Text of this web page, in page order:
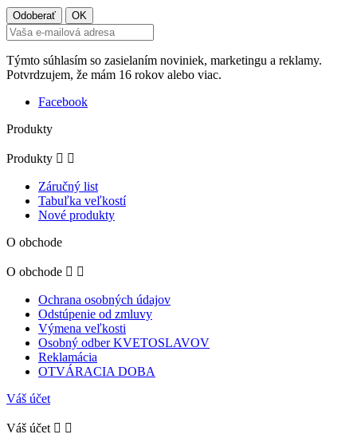
Týmto súhlasím so zasielaním noviniek, marketingu a reklamy.
Potvrdzujem, že mám 16 rokov alebo viac.
Facebook
Produkty
Produkty  
Záručný list
Tabuľka veľkostí
Nové produkty
O obchode
O obchode  
Ochrana osobných údajov
Odstúpenie od zmluvy
Výmena veľkosti
Osobný odber KVETOSLAVOV
Reklamácia
OTVÁRACIA DOBA
Váš účet
Váš účet  